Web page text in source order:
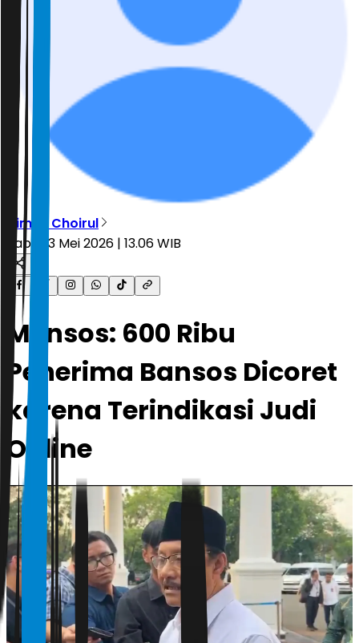
Dimas Choirul
Rabu, 13 Mei 2026 | 13.06 WIB
Mensos: 600 Ribu
Penerima Bansos Dicoret
karena Terindikasi Judi
Online